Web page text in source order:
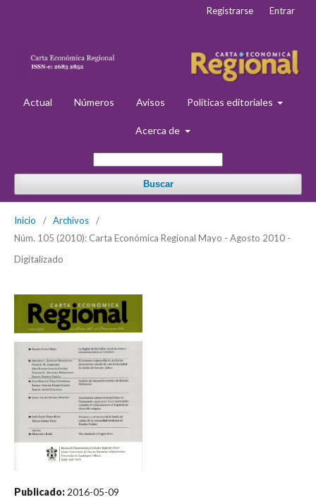
Actual Números Avisos Políticas editoriales
Acerca de
Buscar
Registrarse Entrar
Inicio / Archivos
/
Núm. 105 (2010): Carta Económica Regional Mayo - Agosto 2010 -
Digitalizado
Publicado: 2016-05-09